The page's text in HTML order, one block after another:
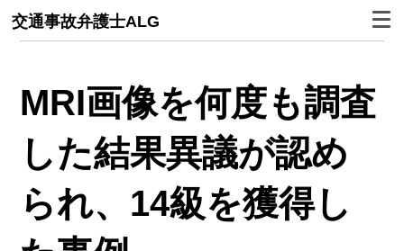
交通事故弁護士ALG
MRI画像を何度も調査
した結果異議が認め
られ、14級を獲得し